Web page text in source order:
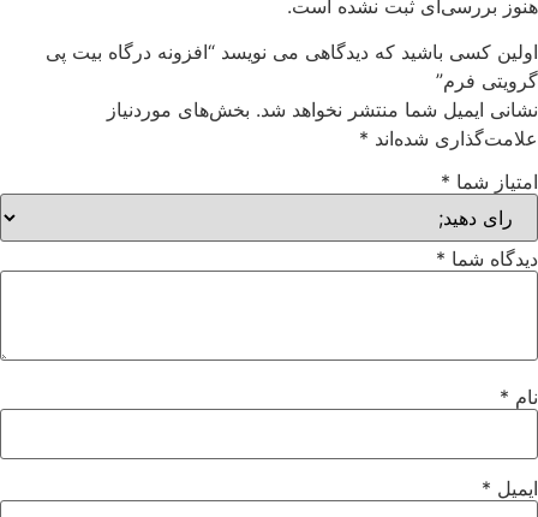
بررسی‌ای ثبت نشده است.
کسی باشید که دیدگاهی می نویسد “افزونه درگاه بیت پی
فرم”
ایمیل شما منتشر نخواهد شد. بخش‌های موردنیاز
شده‌اند*
شما*
شما*
*
*